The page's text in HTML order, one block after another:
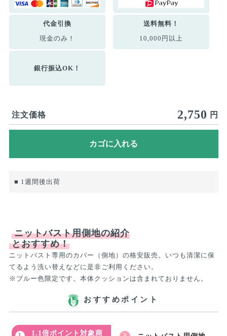
代金引換
現金のみ！
送料無料！
10,000円以上
銀行振込OK！
注文価格 2,750 円
■ 1週間後出荷
ニットバスト用側地の紹介
とおすすめ！
ニットバスト専用のカバー（側地）の格安販売。いつも清潔に保
てるよう洗い替えなどに是非ご利用ください。
※ブルー色限定です。本体クッションは含まれておりません。
おすすめポイント
1.1倍ポイント対象商